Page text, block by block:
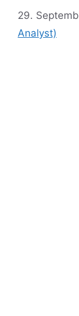
29.
Analyst)